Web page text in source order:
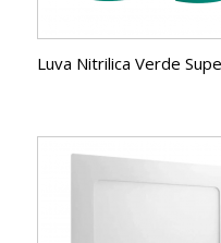
Luva Nitrilica Verde